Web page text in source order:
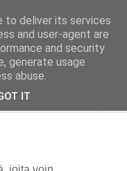
] [ Reissaa ]
to deliver its services
and user-agent are
and security
generate usage
abuse.
IT